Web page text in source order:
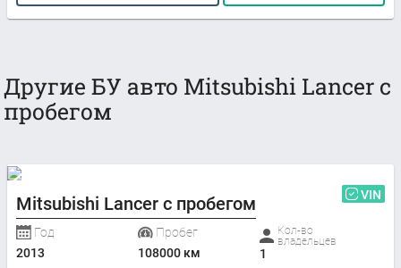
Другие БУ авто Mitsubishi Lancer с
пробегом
Mitsubishi Lancer с пробегом VIN
Год
2013
Пробег
108000 км
Кол-во
владельцев
1